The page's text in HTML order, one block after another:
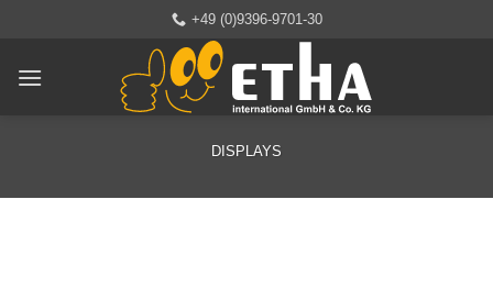
springen
+49 (0)9396-9701-30
DISPLAYS